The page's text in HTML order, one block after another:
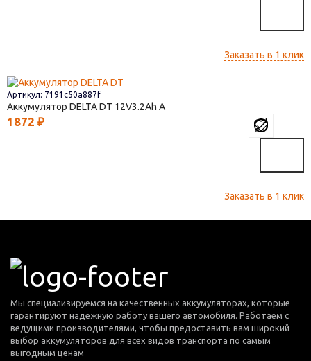
Заказать в 1 клик
Артикул: 7191c50a887f
Аккумулятор DELTA DT 12V3.2
1872 ₽
Заказать в 1 клик
Мы специализируемся на качественных аккумуляторах, которые
гарантируют надежную работу вашего автомобиля. Работаем с
ведущими производителями, чтобы предоставить вам широкий
выбор аккумуляторов для всех видов транспорта по самым
выгодным ценам